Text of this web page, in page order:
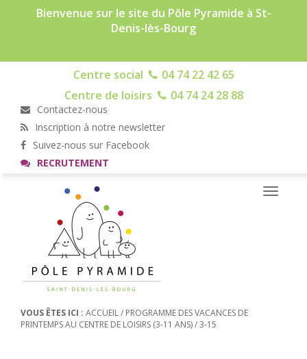
Bienvenue sur le site du Pôle Pyramide à St-
Denis-lès-Bourg
Centre social
04 74 22 42 65
Centre de loisirs
04 74 24 28 88
Contactez-nous
Inscription à notre newsletter
Suivez-nous sur Facebook
RECRUTEMENT
Toggle
VOUS ÊTES ICI : ACCUEIL/ PROGRAMME DES VACANCES DE
PRINTEMPS AU CENTRE DE LOISIRS (3-11 ANS)/3-15